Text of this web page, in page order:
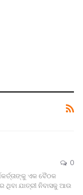
0
ଏକ ବୈଠକ
ଥିବା ଯାତ୍ରୀ ନିବାସକୁ ଆଉ